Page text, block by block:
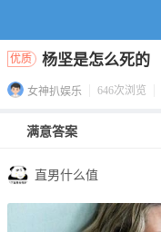
优质 杨坚是怎么死的
女神扒娱乐 646次浏览
满意答案
直男什么值